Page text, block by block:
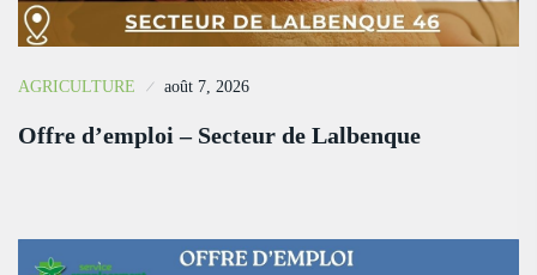
AGRICULTURE août 7, 2026
Offre d’emploi – Secteur de Lalbenque